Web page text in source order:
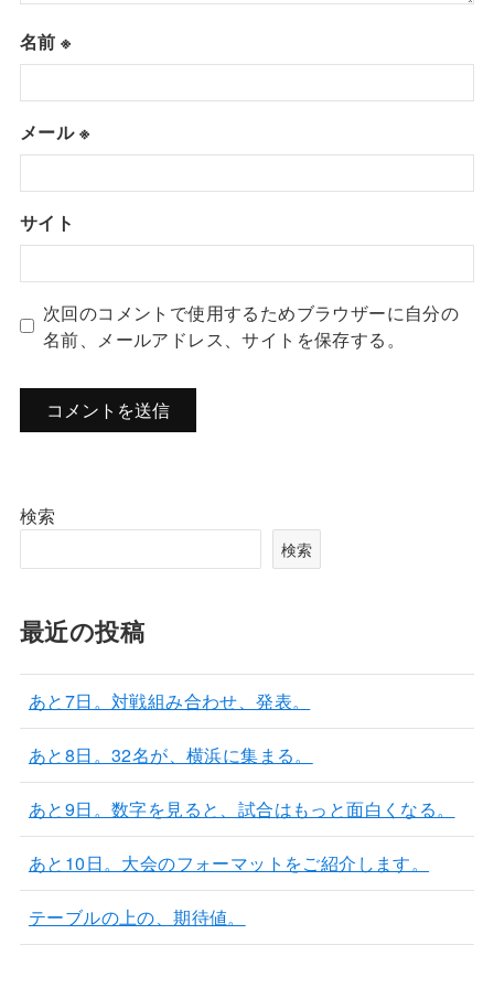
名前※
メール※
サイト
次回のコメントで使用するためブラウザーに自分の
名前、メールアドレス、サイトを保存する。
検索
検索
最近の投稿
あと7日。対戦組み合わせ、発表。
あと8日。32名が、横浜に集まる。
あと9日。数字を見ると、試合はもっと面白くなる。
あと10日。大会のフォーマットをご紹介します。
テーブルの上の、期待値。